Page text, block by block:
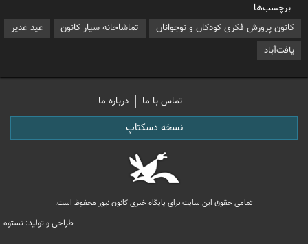
برچسب‌ها
کانون پرورش فکری کودکان و نوجوانان
تماشاخانه سیار کانون
عید غدیر
یافت‌آباد
تماس با ما درباره ما
نسخه دسکتاپ
تمامی حقوق این سایت برای پایگاه خبری کانون نیوز محفوظ است.
طراحی و تولید: نستوه